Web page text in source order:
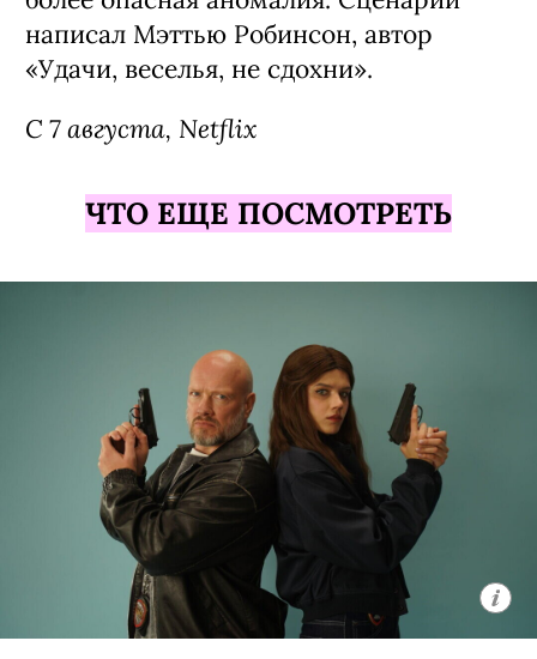
написал Мэттью Робинсон, автор
«Удачи, веселья, не сдохни».
С 7 августа, Netflix
ЧТО ЕЩЕ ПОСМОТРЕТЬ